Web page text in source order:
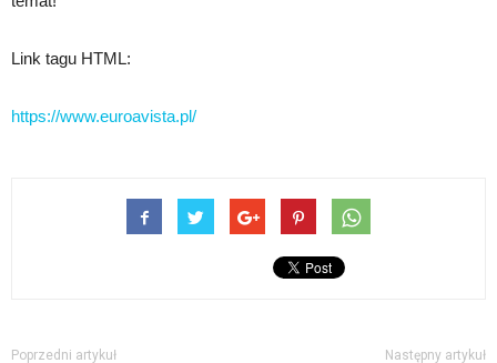
Link tagu HTML:
https://www.euroavista.pl/
Poprzedni artykuł Następny artykuł